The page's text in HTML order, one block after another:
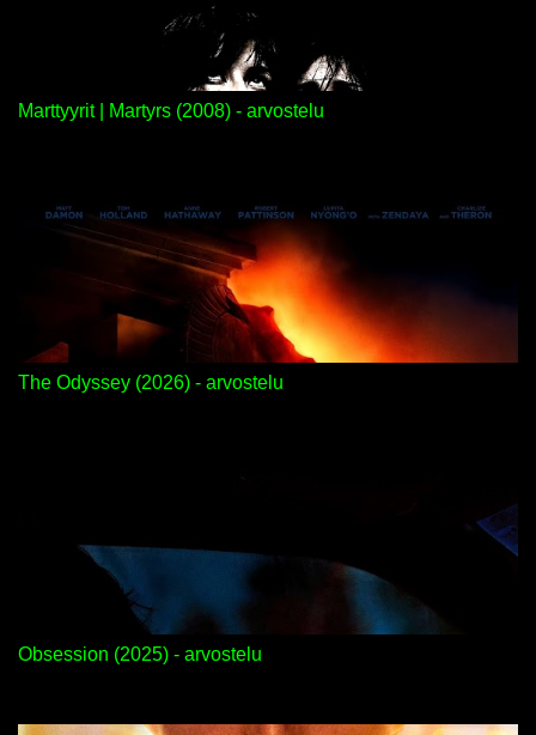
Marttyyrit | Martyrs (2008) - arvostelu
The Odyssey (2026) - arvostelu
Obsession (2025) - arvostelu